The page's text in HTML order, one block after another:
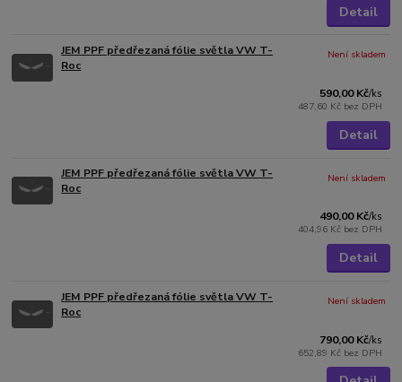
Detail
JEM PPF předřezaná fólie světla VW T-
Roc
590,00 Kč/ks
487,60 Kč bez DPH
Není skladem
Detail
JEM PPF předřezaná fólie světla VW T-
Roc
490,00 Kč/ks
404,96 Kč bez DPH
Není skladem
Detail
JEM PPF předřezaná fólie světla VW T-
Roc
790,00 Kč/ks
652,89 Kč bez DPH
Není skladem